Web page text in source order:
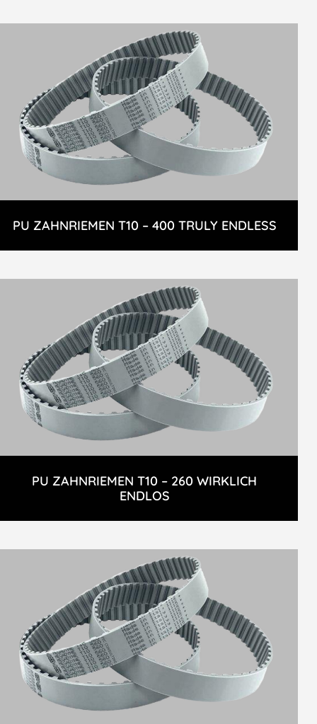
PU ZAHNRIEMEN T10 – 400 TRULY ENDLESS
PU ZAHNRIEMEN T10 – 260 WIRKLICH
ENDLOS